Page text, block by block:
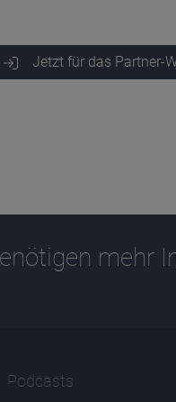
Jetzt für das Partner-
mehr
Podcasts